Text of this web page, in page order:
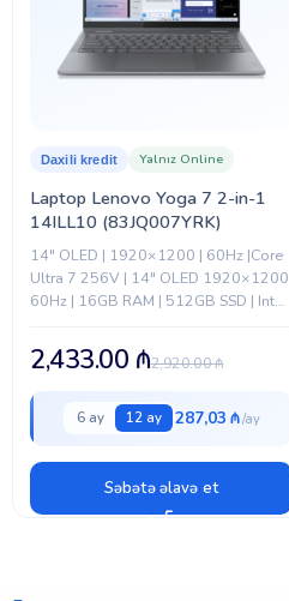
Laptop Lenovo Yoga 7 2-in-1
14ILL10 (83JQ007YRK)
Daxili kredit Yalnız Online
14" OLED | 1920×1200 | 60Hz |Core
Ultra 7 256V | 14" OLED 1920×1200
60Hz | 16GB RAM | 512GB SSD | Intel
2,920.00₼
2,433.00 ₼
6 ay 12 ay 287,03 ₼
Səbətə əlavə et